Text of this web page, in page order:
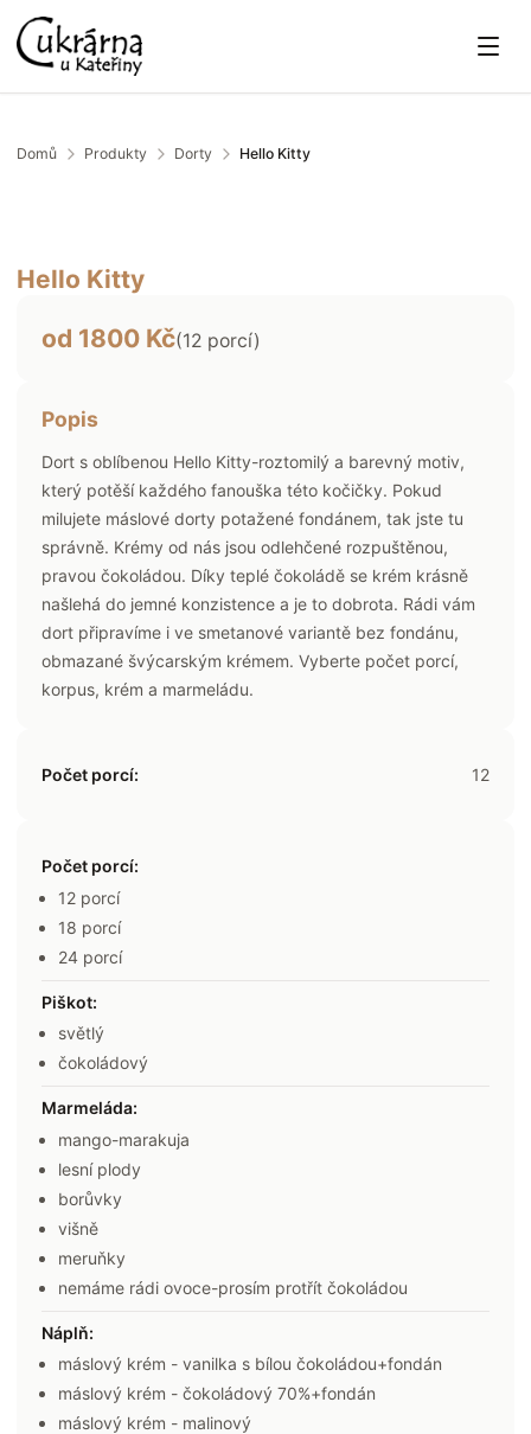
Domů Produkty Dorty Hello Kitty
Hello Kitty
od 1800 Kč(12 porcí)
Popis
Dort s oblíbenou Hello Kitty-roztomilý a barevný motiv,
který potěší každého fanouška této kočičky. Pokud
milujete máslové dorty potažené fondánem, tak jste tu
správně. Krémy od nás jsou odlehčené rozpuštěnou,
pravou čokoládou. Díky teplé čokoládě se krém krásně
našlehá do jemné konzistence a je to dobrota. Rádi vám
dort připravíme i ve smetanové variantě bez fondánu,
obmazané švýcarským krémem. Vyberte počet porcí,
korpus, krém a marmeládu.
Počet porcí: 12
Počet porcí:
12 porcí
18 porcí
24 porcí
Piškot:
světlý
čokoládový
Marmeláda:
mango-marakuja
lesní plody
borůvky
višně
meruňky
nemáme rádi ovoce-prosím protřít čokoládou
Náplň:
máslový krém - vanilka s bílou čokoládou+fondán
máslový krém - čokoládový 70%+fondán
máslový krém - malinový